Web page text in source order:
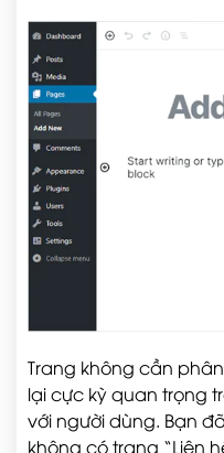
Trang không cần
lại cực kỳ quan trọng
với người dùng. Bạn
không có trang “Liên